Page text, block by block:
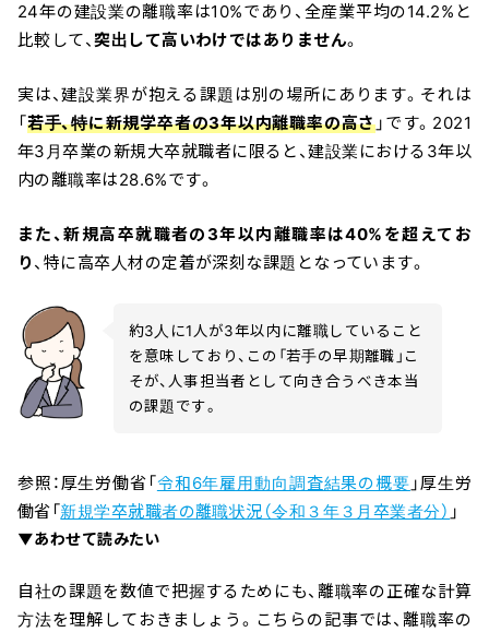
24年の建設業の離職率は10%であり、全産業平均の14.2%と
比較して、突出して高いわけではありません。
実は、建設業界が抱える課題は別の場所にあります。それは
「若手、特に新規学卒者の3年以内離職率の高さ 」です。2021
年3月卒業の新規大卒就職者に限ると、建設業における3年以
内の離職率は28.6%です。
また、新規高卒就職者の3年以内離職率は40%を超えてお
り 、特に高卒人材の定着が深刻な課題となっています。
約3人に1人が3年以内に離職していること
を意味しており、この「若手の早期離職」こ
そが、人事担当者として向き合うべき本当
の課題です。
参照：厚生労働省「令和6年雇用動向調査結果の概要 」厚生労
働省「新規学卒就職者の離職状況（令和３年３月卒業者分） 」
▼あわせて読みたい
自社の課題を数値で把握するためにも、離職率の正確な計算
方法を理解しておきましょう。こちらの記事では、離職率の